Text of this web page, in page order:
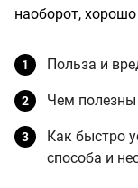
наоборот, хорошо
Польза и
Чем
Как быстро
способа и